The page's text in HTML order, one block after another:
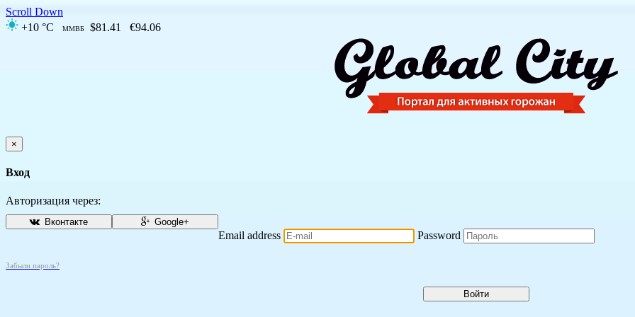
Scroll Down
+10 °C
ММВБ $81.41 €94.06
×
Вход
Авторизация через:
Вконтакте Google+
Email address Password
Забыли пароль?
Войти